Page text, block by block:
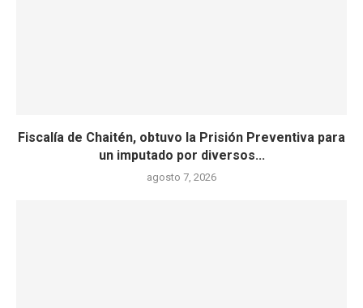
Fiscalía de Chaitén, obtuvo la Prisión Preventiva para
un imputado por diversos...
agosto 7, 2026